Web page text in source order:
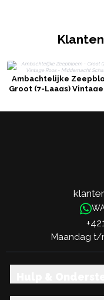
Ambachtelijke
Groot (7-Laags)
Maandag t/